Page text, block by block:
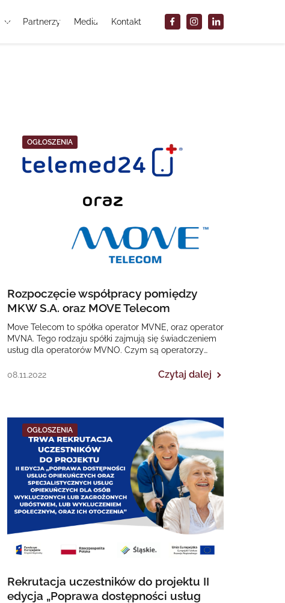
Partnerzy Media Kontakt
OGŁOSZENIA
Rozpoczęcie współpracy pomiędzy
MKW S.A. oraz MOVE Telecom
Move Telecom to spółka operator MVNE, oraz operator
MVNA. Tego rodzaju spółki zajmują się świadczeniem
usług dla operatorów MVNO. Czym są operatorzy
08.11.2022
Czytaj dalej
OGŁOSZENIA
Rekrutacja uczestników do projektu II
edycja „Poprawa dostępności usług